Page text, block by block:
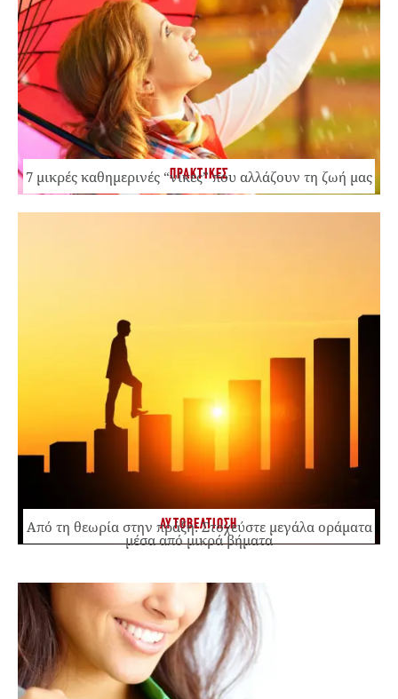
ΠΡΑΚΤΙΚΕΣ
7 μικρές καθημερινές “νίκες” που αλλάζουν τη ζωή μας
ΑΥΤΟΒΕΛΤΙΩΣΗ
Από τη θεωρία στην πράξη: Στοχεύστε μεγάλα οράματα
μέσα από μικρά βήματα